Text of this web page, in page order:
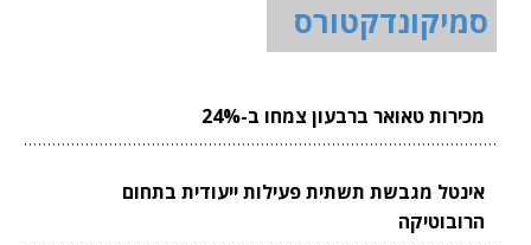
סמיקונדקטורס
מכירות טאואר ברבעון צמחו ב-24%
אינטל מגבשת תשתית פעילות ייעודית בתחום
הרובוטיקה